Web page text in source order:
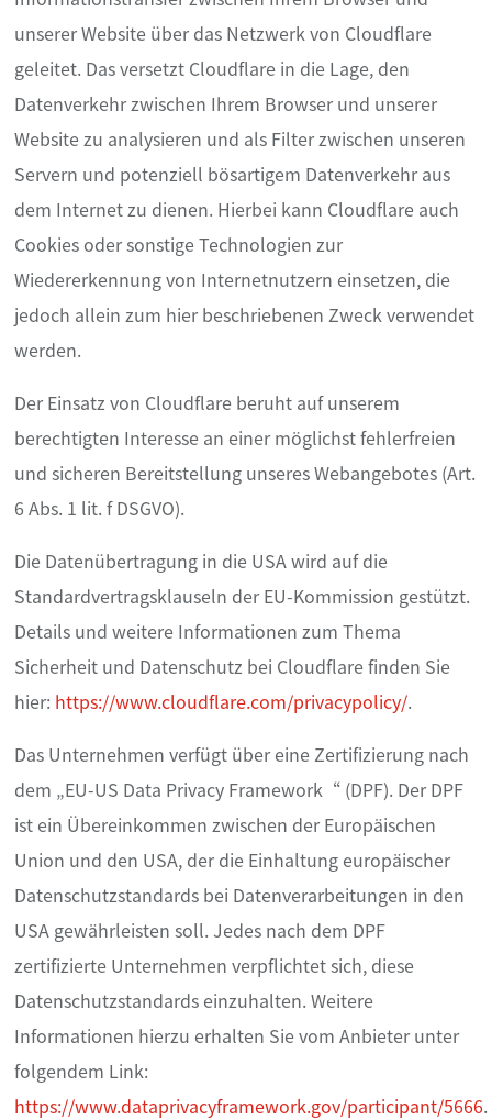
unserer Website über das Netzwerk von Cloudflare
geleitet. Das versetzt Cloudflare in die Lage, den
Datenverkehr zwischen Ihrem Browser und unserer
Website zu analysieren und als Filter zwischen unseren
Servern und potenziell bösartigem Datenverkehr aus
dem Internet zu dienen. Hierbei kann Cloudflare auch
Cookies oder sonstige Technologien zur
Wiedererkennung von Internetnutzern einsetzen, die
jedoch allein zum hier beschriebenen Zweck verwendet
werden.
Der Einsatz von Cloudflare beruht auf unserem
berechtigten Interesse an einer möglichst fehlerfreien
und sicheren Bereitstellung unseres Webangebotes (Art.
6 Abs. 1 lit. f DSGVO).
Die Datenübertragung in die USA wird auf die
Standardvertragsklauseln der EU-Kommission gestützt.
Details und weitere Informationen zum Thema
Sicherheit und Datenschutz bei Cloudflare finden Sie
hier: https://www.cloudflare.com/privacypolicy/.
Das Unternehmen verfügt über eine Zertifizierung nach
dem „EU-US Data Privacy Framework“ (DPF). Der DPF
ist ein Übereinkommen zwischen der Europäischen
Union und den USA, der die Einhaltung europäischer
Datenschutzstandards bei Datenverarbeitungen in den
USA gewährleisten soll. Jedes nach dem DPF
zertifizierte Unternehmen verpflichtet sich, diese
Datenschutzstandards einzuhalten. Weitere
Informationen hierzu erhalten Sie vom Anbieter unter
folgendem Link:
https://www.dataprivacyframework.gov/participant/5666.